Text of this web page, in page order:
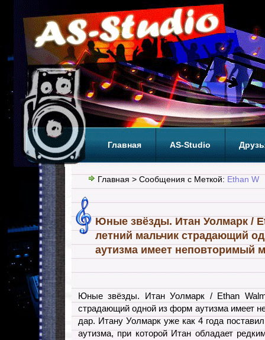
Главная AS-Studio
Теги ТОП
Главная > Сообщения с Меткой: Ethan W
Юные звёзды. Итан Уолмарк /
летний мальчик страдающий
аутизма имеет неповторимый
Юные звёзды. Итан Уолмарк / Ethan
страдающий одной из форм аутизма имеет
дар. Итану Уолмарк уже как 4 года
аутизма, при которой Итан обладает